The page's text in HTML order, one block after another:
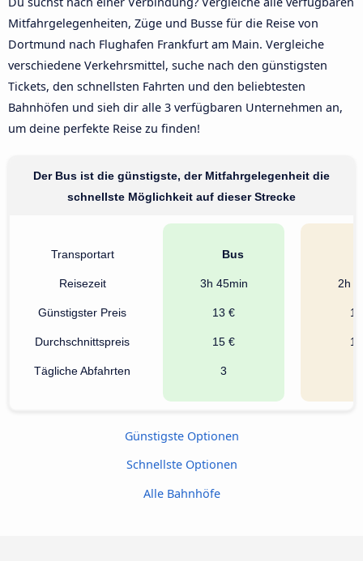
Mitfahrgelegenheiten, Züge und Busse für die Reise von
Dortmund nach Flughafen Frankfurt am Main. Vergleiche
verschiedene Verkehrsmittel, suche nach den günstigsten
Tickets, den schnellsten Fahrten und den beliebtesten
Bahnhöfen und sieh dir alle 3 verfügbaren Unternehmen an,
um deine perfekte Reise zu finden!
Der Bus ist die günstigste, der Mitfahrgelegenheit die
schnellste Möglichkeit auf dieser Strecke
Transportart
Reisezeit
Günstigster Preis
Durchschnittspreis
Tägliche Abfahrten
Bus
3h 45min
13 €
15 €
3
2h
Günstigste Optionen
Schnellste Optionen
Alle Bahnhöfe